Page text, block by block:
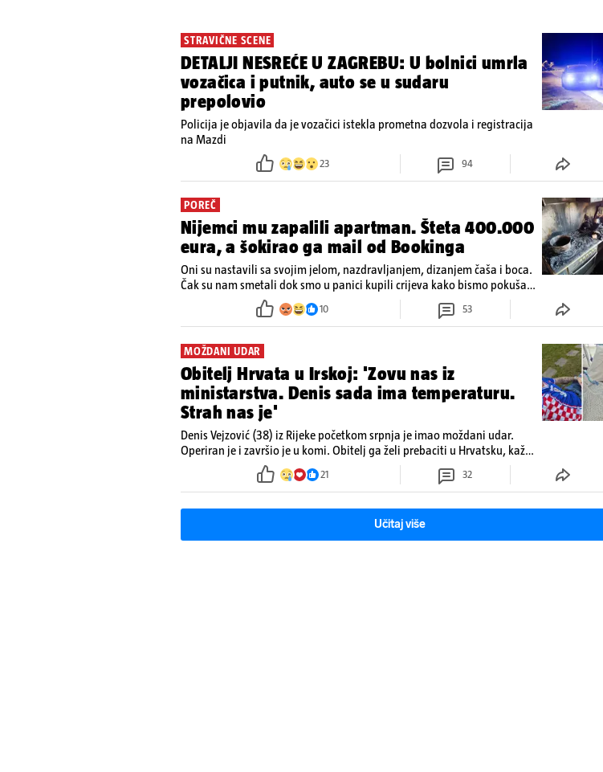
STRAVIČNE SCENE
DETALJI NESREĆE U ZAGREBU: U bolnici umrla
vozačica i putnik, auto se u sudaru
prepolovio
Policija je objavila da je vozačici istekla prometna dozvola i registracija
na Mazdi
23 94
POREČ
Nijemci mu zapalili apartman. Šteta 400.000
eura, a šokirao ga mail od Bookinga
Oni su nastavili sa svojim jelom, nazdravljanjem, dizanjem čaša i boca.
Čak su nam smetali dok smo u panici kupili crijeva kako bismo pokušali
ugasiti požar, rekao je vlasnik
10 53
MOŽDANI UDAR
Obitelj Hrvata u Irskoj: 'Zovu nas iz
ministarstva. Denis sada ima temperaturu.
Strah nas je'
Denis Vejzović (38) iz Rijeke početkom srpnja je imao moždani udar.
Operiran je i završio je u komi. Obitelj ga želi prebaciti u Hrvatsku, kažu
kako tamošnji liječnici ne vjeruju u oporavak: 'Imamo 72 sata'
21 32
Učitaj više